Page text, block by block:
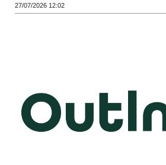
27/07/2026 12:02